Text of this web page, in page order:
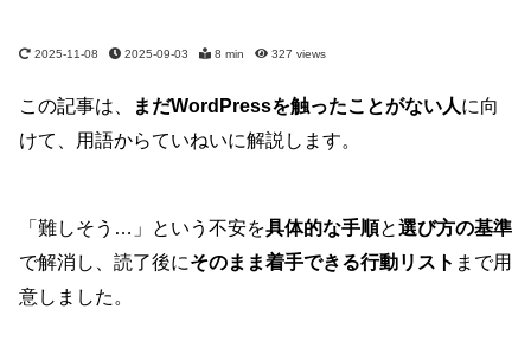
2025-11-08 2025-09-03 8 min 327 views
この記事は、 まだWordPressを触ったことがない人に向
けて、用語からていねいに解説します。
「難しそう…」という不安を具体的な手順と選び方の基準
で解消し、読了後にそのまま着手できる行動リスト まで用
意しました。